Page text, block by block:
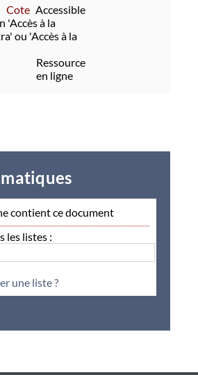
Cote Accessible
'Accès à la
ou 'Accès à la
Ressource
en ligne
contient ce document
les listes :
une liste ?